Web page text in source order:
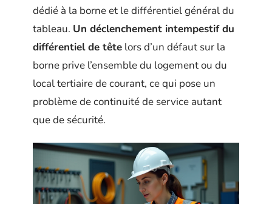
dédié à la borne et le différentiel général du
tableau. Un déclenchement intempestif du
différentiel de tête lors d’un défaut sur la
borne prive l’ensemble du logement ou du
local tertiaire de courant, ce qui pose un
problème de continuité de service autant
que de sécurité.